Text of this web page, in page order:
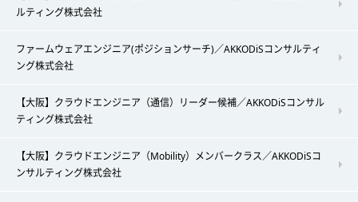
ルティング株式会社
ファームウェアエンジニア(ポジションサーチ)／AKKODiSコンサルティ
ング株式会社
【大阪】クラウドエンジニア（通信）リーダー候補／AKKODiSコンサル
ティング株式会社
【大阪】クラウドエンジニア（Mobility）メンバークラス／AKKODiSコ
ンサルティング株式会社